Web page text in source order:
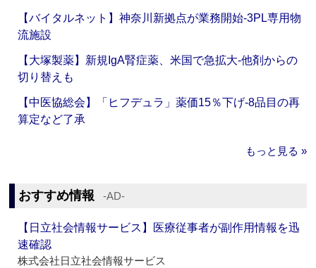
【バイタルネット】神奈川新拠点が業務開始‐3PL専用物
流施設
【大塚製薬】新規IgA腎症薬、米国で急拡大‐他剤からの
切り替えも
【中医協総会】「ヒフデュラ」薬価15％下げ‐8品目の再
算定など了承
もっと見る »
おすすめ情報 ‐AD‐
【日立社会情報サービス】医療従事者が副作用情報を迅
速確認
株式会社日立社会情報サービス